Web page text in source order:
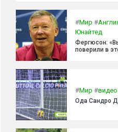
#Мир #
Юнайтед
Фергюсон:
поверили в
#Мир #видео
Ода Сандро